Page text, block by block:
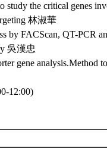
study the critical genes
林淑華
by FACScan, QT-PCR
吳漢忠
gene analysis.Method
12:00)